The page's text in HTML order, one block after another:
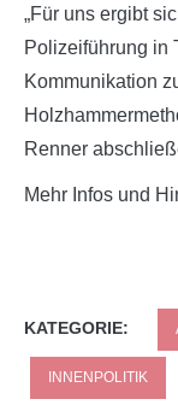
„Für uns ergibt
Polizeiführung in
Kommunikation
Renner
Mehr Infos und
KATEGORIE:
INNENPOLITIK